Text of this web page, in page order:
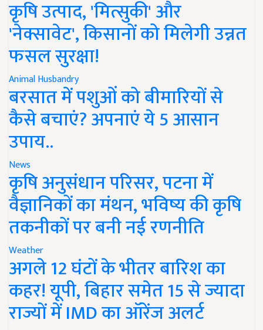
कृषि उत्पाद, 'मित्सुकी' और
'नेक्सावेट', किसानों को मिलेगी उन्नत
फसल सुरक्षा!
Animal Husbandry
बरसात में पशुओं को बीमारियों से
कैसे बचाएं? अपनाएं ये 5 आसान
उपाय..
News
कृषि अनुसंधान परिसर, पटना में
वैज्ञानिकों का मंथन, भविष्य की कृषि
तकनीकों पर बनी नई रणनीति
Weather
अगले 12 घंटों के भीतर बारिश का
कहर! यूपी, बिहार समेत 15 से ज्यादा
राज्यों में IMD का ऑरेंज अलर्ट